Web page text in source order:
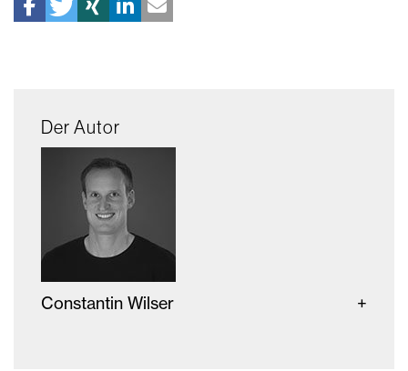
Der Autor
Constantin Wilser